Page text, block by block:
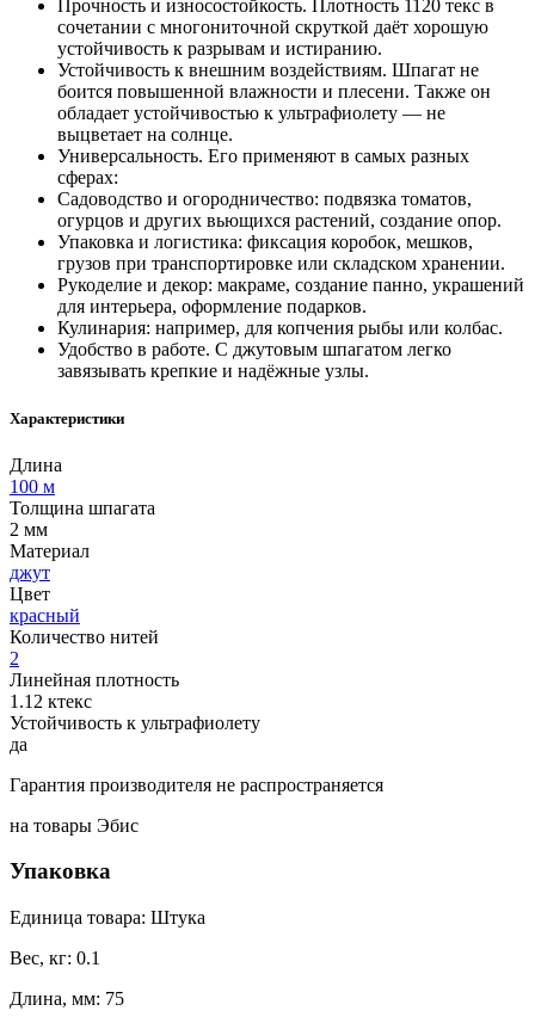
Прочность и износостойкость. Плотность 1120 текс в
сочетании с многониточной скруткой даёт хорошую
устойчивость к разрывам и истиранию.
Устойчивость к внешним воздействиям. Шпагат не
боится повышенной влажности и плесени. Также он
обладает устойчивостью к ультрафиолету — не
выцветает на солнце.
Универсальность. Его применяют в самых разных
сферах:
Садоводство и огородничество: подвязка томатов,
огурцов и других вьющихся растений, создание опор.
Упаковка и логистика: фиксация коробок, мешков,
грузов при транспортировке или складском хранении.
Рукоделие и декор: макраме, создание панно, украшений
для интерьера, оформление подарков.
Кулинария: например, для копчения рыбы или колбас.
Удобство в работе. С джутовым шпагатом легко
завязывать крепкие и надёжные узлы.
Характеристики
Длина
100 м
Толщина шпагата
2 мм
Материал
джут
Цвет
красный
Количество нитей
2
Линейная плотность
1.12 ктекс
Устойчивость к ультрафиолету
да
Гарантия производителя не распространяется
на товары Эбис
Упаковка
Единица товара: Штука
Вес, кг: 0.1
Длина, мм: 75